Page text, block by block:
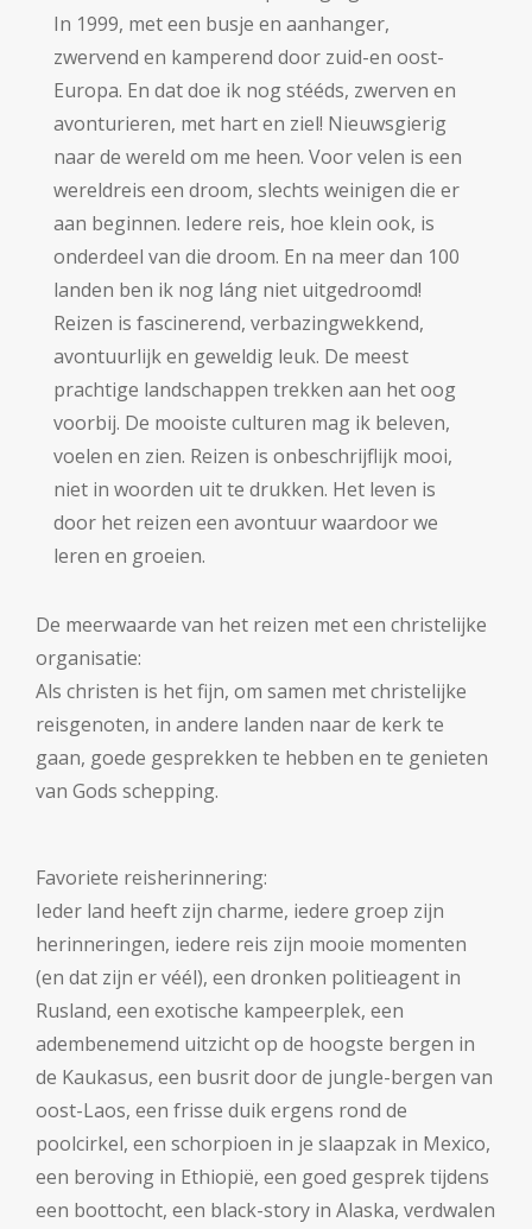
In 1999, met een busje en aanhanger,
zwervend en kamperend door zuid-en oost-
Europa. En dat doe ik nog stééds, zwerven en
avonturieren, met hart en ziel! Nieuwsgierig
naar de wereld om me heen. Voor velen is een
wereldreis een droom, slechts weinigen die er
aan beginnen. Iedere reis, hoe klein ook, is
onderdeel van die droom. En na meer dan 100
landen ben ik nog láng niet uitgedroomd!
Reizen is fascinerend, verbazingwekkend,
avontuurlijk en geweldig leuk. De meest
prachtige landschappen trekken aan het oog
voorbij. De mooiste culturen mag ik beleven,
voelen en zien. Reizen is onbeschrijflijk mooi,
niet in woorden uit te drukken. Het leven is
door het reizen een avontuur waardoor we
leren en groeien.
De meerwaarde van het reizen met een christelijke
organisatie:
Als christen is het fijn, om samen met christelijke
reisgenoten, in andere landen naar de kerk te
gaan, goede gesprekken te hebben en te genieten
van Gods schepping.
Favoriete reisherinnering:
Ieder land heeft zijn charme, iedere groep zijn
herinneringen, iedere reis zijn mooie momenten
(en dat zijn er véél), een dronken politieagent in
Rusland, een exotische kampeerplek, een
adembenemend uitzicht op de hoogste bergen in
de Kaukasus, een busrit door de jungle-bergen van
oost-Laos, een frisse duik ergens rond de
poolcirkel, een schorpioen in je slaapzak in Mexico,
een beroving in Ethiopië, een goed gesprek tijdens
een boottocht, een black-story in Alaska, verdwalen